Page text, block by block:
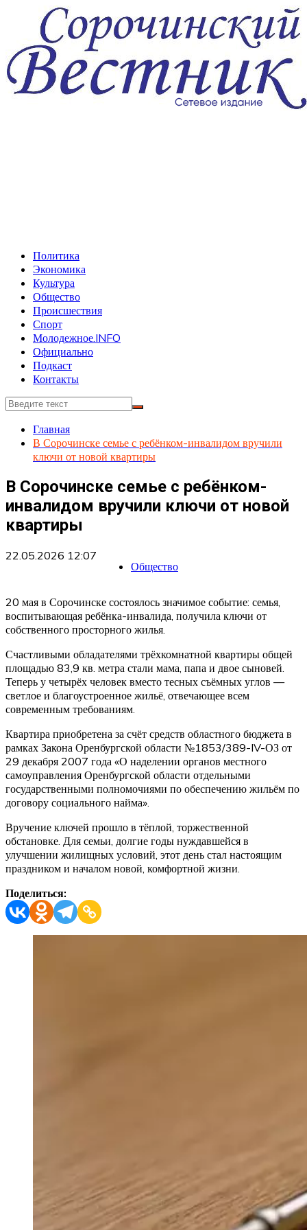
содержимому
Политика
Экономика
Культура
Общество
Происшествия
Спорт
Молодежное.INFO
Официально
Подкаст
Контакты
Главная
В Сорочинске семье с ребёнком-инвалидом вручили
ключи от новой квартиры
В Сорочинске семье с ребёнком-
инвалидом вручили ключи от новой
квартиры
22.05.2026 12:07
Общество
20 мая в Сорочинске состоялось значимое событие: семья,
воспитывающая ребёнка-инвалида, получила ключи от
собственного просторного жилья.
Счастливыми обладателями трёхкомнатной квартиры общей
площадью 83,9 кв. метра стали мама, папа и двое сыновей.
Теперь у четырёх человек вместо тесных съёмных углов —
светлое и благоустроенное жильё, отвечающее всем
современным требованиям.
Квартира приобретена за счёт средств областного бюджета в
рамках Закона Оренбургской области №1853/389-IV-ОЗ от
29 декабря 2007 года «О наделении органов местного
самоуправления Оренбургской области отдельными
государственными полномочиями по обеспечению жильём по
договору социального найма».
Вручение ключей прошло в тёплой, торжественной
обстановке. Для семьи, долгие годы нуждавшейся в
улучшении жилищных условий, этот день стал настоящим
праздником и началом новой, комфортной жизни.
Поделиться: